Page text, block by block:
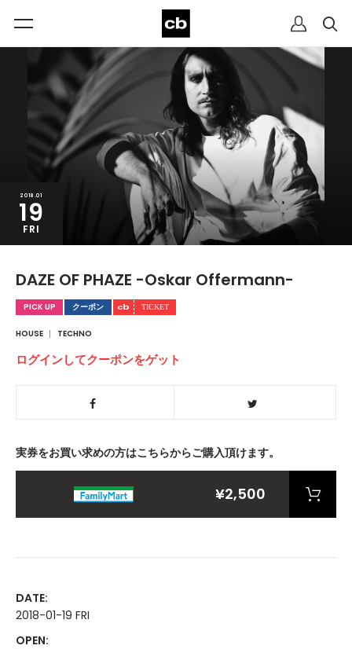
2018.01
19
FRI
DAZE OF PHAZE -Oskar Offermann-
PICK UP クーポン
HOUSE TECHNO
ログインしてクーポンをゲット
実券をお買い求めの方はこちらからご購入頂けます。
¥2,500
DATE:
2018-01-19 FRI
OPEN: